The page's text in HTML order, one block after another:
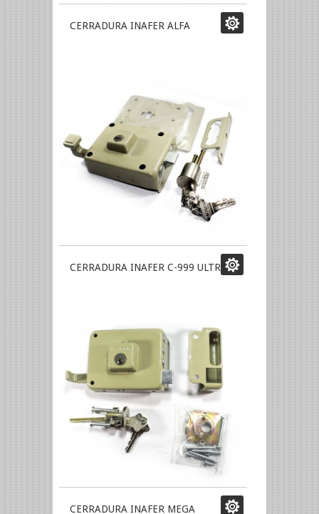
CERRADURA INAFER ALFA
CERRADURA INAFER C-999 ULTRA
CERRADURA INAFER MEGA